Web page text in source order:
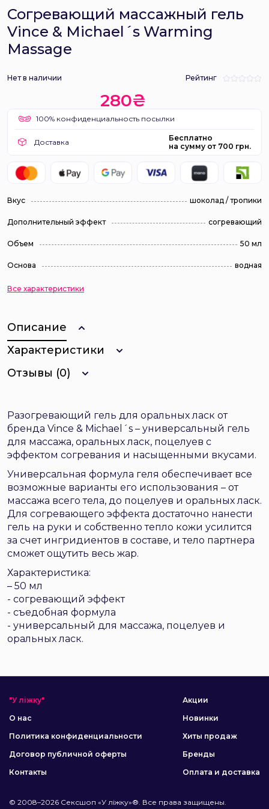
Согревающий массажный гель
Vince & Michael´s Warming
Massage
Нет в наличии Рейтинг
280₴
100% конфиденциальность посылки
Доставка
Бесплатно
на сумму от 700 грн.
Вкус шоколад / тропики
Дополнительный эффект согревающий
Объем 50 мл
Основа водная
Все характеристики
Описание
Характеристики
Отзывы (0)
Разогревающий гель для оральных ласк от
бренда Vince & Michael´s – универсальный гель
для массажа, оральных ласк, поцелуев с
эффектом согревания и насыщенными вкусами.
Универсальная формула геля обеспечивает все
возможные варианты его использования – от
массажа всего тела, до поцелуев и оральных ласк.
Для согревающего эффекта достаточно нанести
гель на руки и собственно тепло кожи усилится
за счет ингридиентов в составе, и тело партнера
сможет ощутить весь жар.
Характеристика:
– 50 мл
- согревающий эффект
- съедобная формула
- универсальный для массажа, поцелуев и
оральных ласк.
"У ліжку"
О нас
Политика конфиденциальности
Договор публичной оферты
Контакты
Акции
Новинки
Хиты продаж
Бренды
Оплата и доставка
© 2008–2026 Сексшоп «У ліжку»®. Все права защищены.